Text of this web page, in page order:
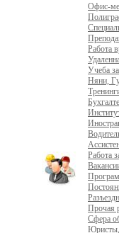
Офис-
Работа
Учеба
Няни,
Работа
Прочая
Сфера
Юристы,